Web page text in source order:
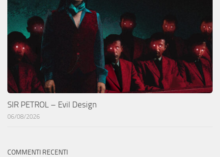
SIR PETROL – Evil Design
06/08/2026
COMMENTI RECENTI